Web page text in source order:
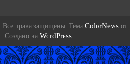
. Все права защищены. Тема ColorNews от
Создано на WordPress